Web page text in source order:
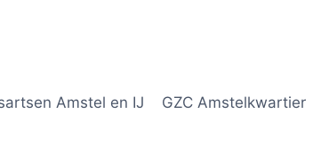
Amstel en IJ GZC Amstelkwartier